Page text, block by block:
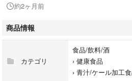
#健康食品
#青汁/ケール加工食品
約2ヶ月前
商品情報
カテゴリ
食品/飲料/酒
› 健康食品
› 青汁/ケール加工